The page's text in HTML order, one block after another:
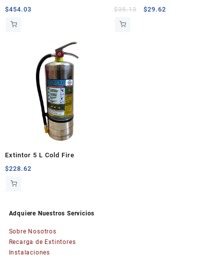
Química
$454.03
$35.13
Original
$29.62
Extintor 5 L Cold Fire
$228.62
Adquiere Nuestros Servicios
Sobre Nosotros
Recarga de Extintores
Instalaciones